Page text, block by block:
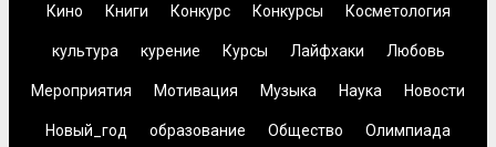
Кино Книги Конкурс Конкурсы Косметология
культура курение Курсы Лайфхаки Любовь
Мероприятия Мотивация Музыка Наука Новости
Новый_год образование Общество Олимпиада